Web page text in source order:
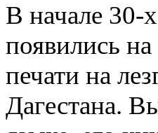
В начале 30-
появились
печати на
Дагестана.